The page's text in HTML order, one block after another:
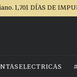
1,701 DÍAS DE